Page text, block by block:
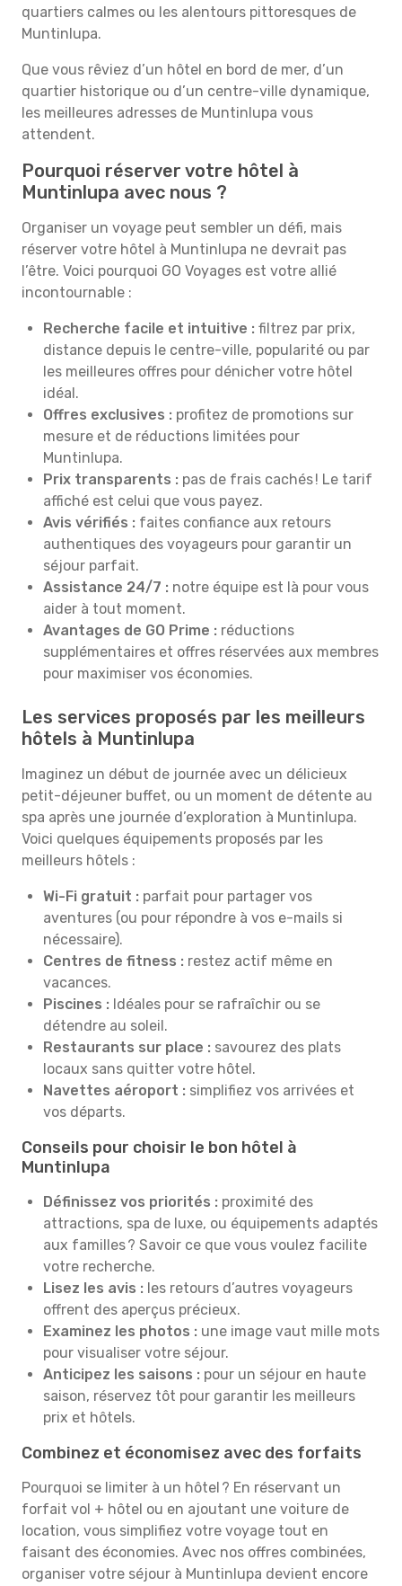
quartiers calmes ou les alentours pittoresques de
Muntinlupa.
Que vous rêviez d’un hôtel en bord de mer, d’un
quartier historique ou d’un centre-ville dynamique,
les meilleures adresses de Muntinlupa vous
attendent.
Pourquoi réserver votre hôtel à
Muntinlupa avec nous ?
Organiser un voyage peut sembler un défi, mais
réserver votre hôtel à Muntinlupa ne devrait pas
l’être. Voici pourquoi GO Voyages est votre allié
incontournable :
Recherche facile et intuitive : filtrez par prix,
distance depuis le centre-ville, popularité ou par
les meilleures offres pour dénicher votre hôtel
idéal.
Offres exclusives : profitez de promotions sur
mesure et de réductions limitées pour
Muntinlupa.
Prix transparents : pas de frais cachés ! Le tarif
affiché est celui que vous payez.
Avis vérifiés : faites confiance aux retours
authentiques des voyageurs pour garantir un
séjour parfait.
Assistance 24/7 : notre équipe est là pour vous
aider à tout moment.
Avantages de GO Prime : réductions
supplémentaires et offres réservées aux membres
pour maximiser vos économies.
Les services proposés par les meilleurs
hôtels à Muntinlupa
Imaginez un début de journée avec un délicieux
petit-déjeuner buffet, ou un moment de détente au
spa après une journée d’exploration à Muntinlupa.
Voici quelques équipements proposés par les
meilleurs hôtels :
Wi-Fi gratuit : parfait pour partager vos
aventures (ou pour répondre à vos e-mails si
nécessaire).
Centres de fitness : restez actif même en
vacances.
Piscines : Idéales pour se rafraîchir ou se
détendre au soleil.
Restaurants sur place : savourez des plats
locaux sans quitter votre hôtel.
Navettes aéroport : simplifiez vos arrivées et
vos départs.
Conseils pour choisir le bon hôtel à
Muntinlupa
Définissez vos priorités : proximité des
attractions, spa de luxe, ou équipements adaptés
aux familles ? Savoir ce que vous voulez facilite
votre recherche.
Lisez les avis : les retours d’autres voyageurs
offrent des aperçus précieux.
Examinez les photos : une image vaut mille mots
pour visualiser votre séjour.
Anticipez les saisons : pour un séjour en haute
saison, réservez tôt pour garantir les meilleurs
prix et hôtels.
Combinez et économisez avec des forfaits
Pourquoi se limiter à un hôtel ? En réservant un
forfait vol + hôtel ou en ajoutant une voiture de
location, vous simplifiez votre voyage tout en
faisant des économies. Avec nos offres combinées,
organiser votre séjour à Muntinlupa devient encore